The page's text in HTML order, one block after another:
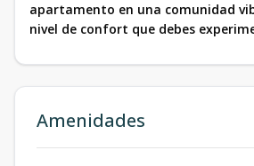
apartamento en una comunidad
nivel de confort que debes
Amenidades